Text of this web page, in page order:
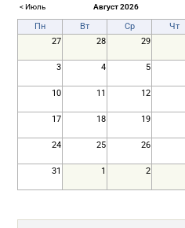
< Июль Август 2026
Пн Вт Ср Чт
27
28 29
3 4 5
10 11 12
17 18 19
24 25 26
31 1 2